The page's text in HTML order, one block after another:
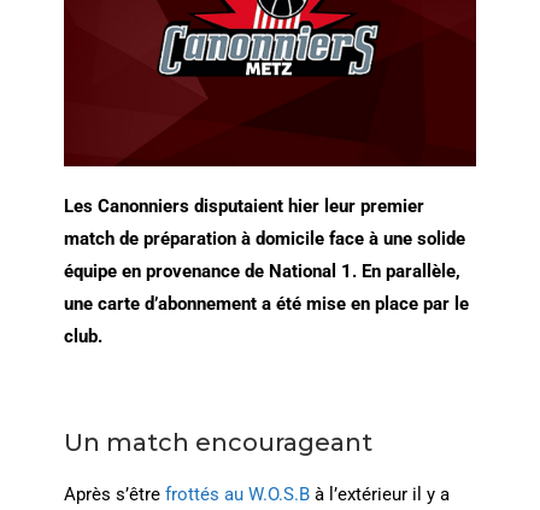
Les Canonniers disputaient hier leur premier
match de préparation à domicile face à une solide
équipe en provenance de National 1. En parallèle,
une carte d’abonnement a été mise en place par le
club.
Un match encourageant
Après s’être frottés au W.O.S.Bà l’extérieur il y a